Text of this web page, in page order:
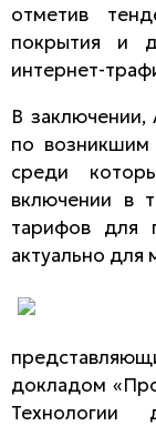
отметив
покрытия и
интернет-
В заключении,
по возникшим
среди
включении в
тарифов для
актуально для
докладом